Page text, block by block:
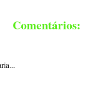
Comentários: